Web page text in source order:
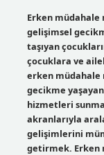
Erken müdahale
gelişimsel
taşıyan
çocuklara ve
erken müdahale
gecikme
hizmetleri
akranlarıyla
gelişimlerini
getirmek. Erken